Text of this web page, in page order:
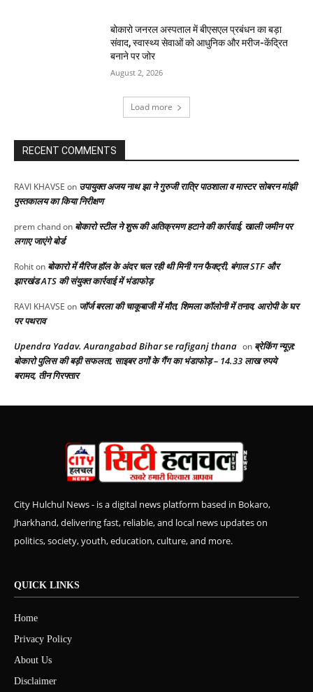
बोकारो जनरल अस्पताल में बीएसएल प्रबंधन का बड़ा
संवाद, स्वास्थ्य सेवाओं को आधुनिक और मरीज-केंद्रित
बनाने पर जोर
August 2, 2026
Load more
RECENT COMMENTS
RAVI KHAVSE on उपायुक्त अजय नाथ झा ने गुरुजी रात्रि पाठशाला व मास्टर सोबरन मांझी
पुस्तकालय का किया निरीक्षण
prem chandon बोकारो स्टील ने शुरू की अतिक्रमण हटाने की कार्रवाई, खाली जमीन पर
लगाए जाएंगे बोर्ड
Rohiton बोकारो में मैरिज हॉल के अंदर चल रही थी मिनी गन फैक्ट्री, बंगाल STF और
झारखंड ATS की संयुक्त कार्रवाई में भंडाफोड़
RAVI KHAVSE on जॉर्ज बरला की चाकूबाजी में मौत, शिमला कॉलोनी में तनाव, आरोपी के घर
पर पथराव
Upendra Yadav. Aurangabad Bihar se rafiganj thana on ब्रेकिंग न्यूज़:
बोकारो पुलिस की बड़ी सफलता, साइबर ठगों के गैंग का भंडाफोड़ – 14.33 लाख रुपये
बरामद, तीन गिरफ्तार
City Hulchul News - is a digital news platform based in Bokaro,
Jharkhand, delivering fast, reliable, and local news updates on
politics, society, youth, education, culture, and more.
QUICK LINKS
Home
Privacy Policy
About Us
Disclaimer